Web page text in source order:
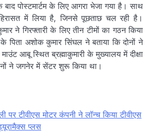
बाद पोस्टमार्टम के लिए आगरा भेजा गया है। साथ
में लिया है, जिनसे पूछताछ चल रही है।
ने गिरफ्तारी के लिए तीन टीमों का गठन किया
पिता अशोक कुमार सिंघल ने बताया कि दोनों ने
आबू स्थित ब्रह्माकुमारी के मुख्यालय में दीक्षा
ने जगनेर में सेंटर शुरू किया था।
पर टीवीएस मोटर कंपनी ने लॉन्च किया टीवीएस
प्लस